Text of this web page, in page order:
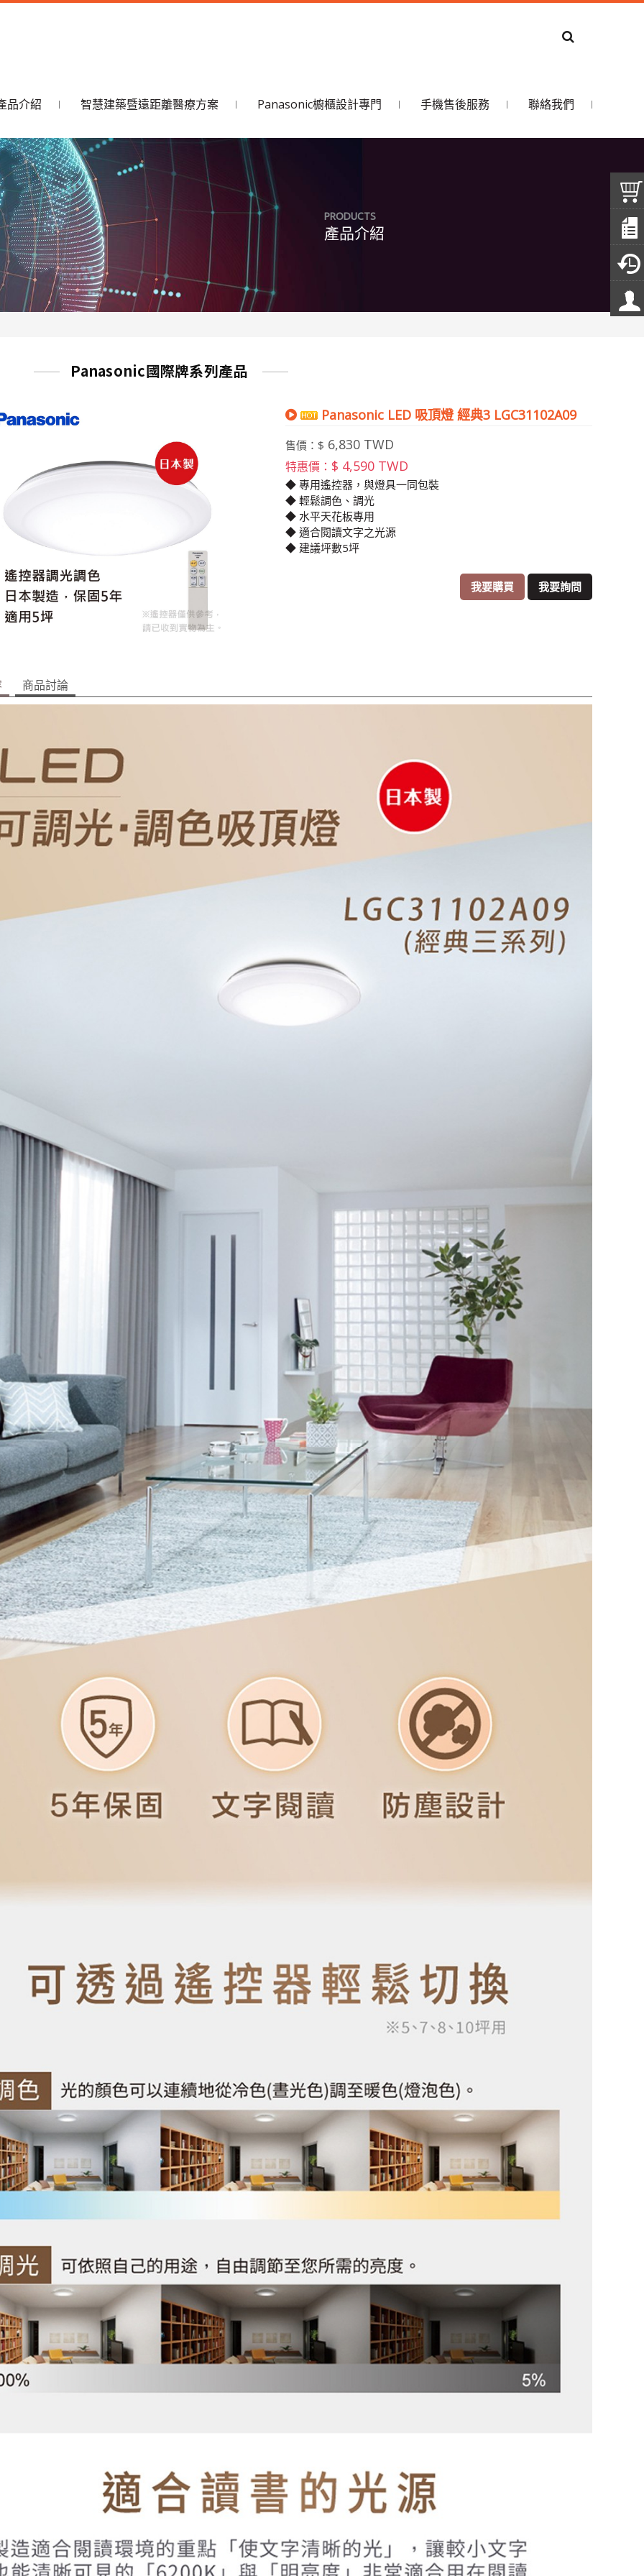
品介紹 智慧建築暨遠距離醫療方案 Panasonic櫥櫃設計專門 手機售後服務 聯絡我們
PRODUCTS
產品介紹
Panasonic國際牌系列產品
Panasonic LED 吸頂燈 經典3 LGC31102A09
售價：$ 6,830 TWD
特惠價： $ 4,590 TWD
◆ 專用遙控器，與燈具一同包裝
◆ 輕鬆調色、調光
◆ 水平天花板專用
◆ 適合閱讀文字之光源
◆ 建議坪數5坪
我要購買 我要詢問
商品討論